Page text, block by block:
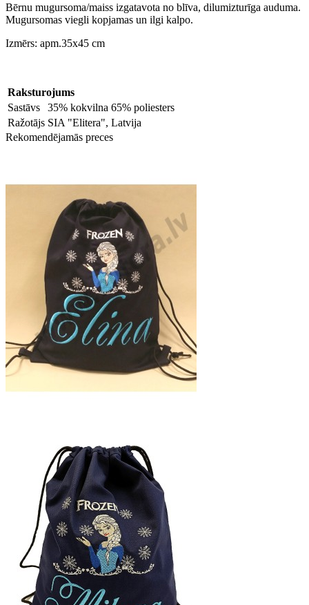
Bērnu mugursoma/maiss izgatavota no blīva, dilumizturīga auduma.
Mugursomas viegli kopjamas un ilgi kalpo.
Izmērs: apm.35x45 cm
Raksturojums
Sastāvs
35% kokvilna 65% poliesters
Ražotājs SIA "Elitera", Latvija
Rekomendējamās preces